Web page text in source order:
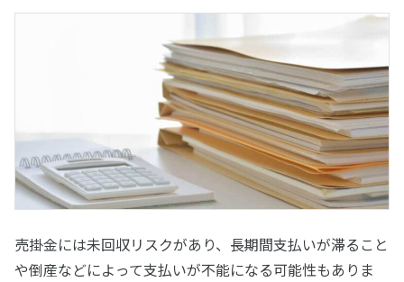
売掛金には未回収リスクがあり、長期間支払いが滞ること
や倒産などによって支払いが不能になる可能性もありま